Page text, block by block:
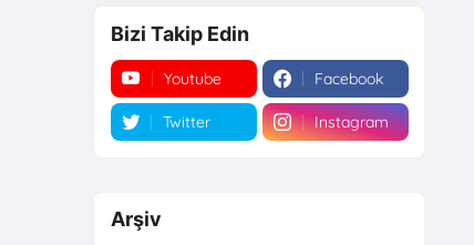
Bizi Takip Edin
Youtube Facebook
Twitter Instagram
Arşiv